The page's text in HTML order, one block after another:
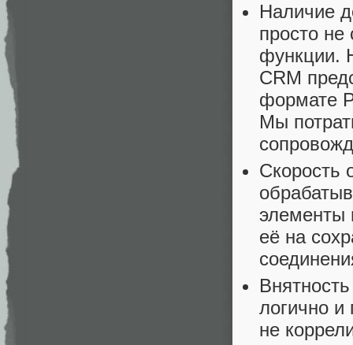
Наличие
просто не
функции.
CRM
формате
Мы
Скорость
элементы
её на
логично и
не